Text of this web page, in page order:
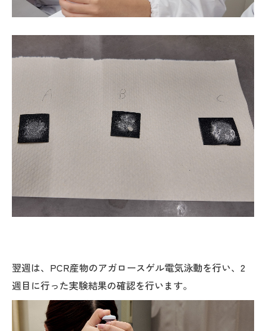
翌週は、PCR産物のアガロースゲル電気泳動を行い、2
週目に行った実験結果の確認を行います。